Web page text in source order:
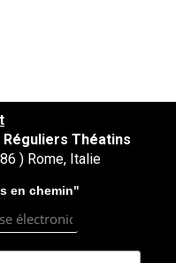
Théatins
) Rome, Italie
en chemin"